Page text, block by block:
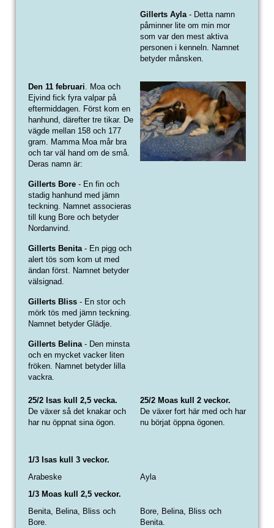
Gillerts Ayla- Detta namn
påminner lite om min mor
som var den mest aktiva
personen i kenneln. Namnet
betyder månsken.
Den 11 februari. Moa och
Ejvind fick fyra valpar på
eftermiddagen. Först kom en
hanhund, därefter tre tikar. De
vägde mellan 158 och 177
gram. Mamma Moa mår bra
och tar väl hand om de små.
Deras namn är:
Gillerts Bore - En fin och
stadig hanhund med jämn
teckning. Namnet associeras
till kung Bore och betyder
Nordanvind.
Gillerts Benita- En pigg och
alert tös som kom ut med
ändan först. Namnet betyder
välsignad.
Gillerts Bliss- En stor och
mörk tös med jämn teckning.
Namnet betyder Glädje.
Gillerts Belina- Den minsta
och en mycket vacker liten
fröken. Namnet betyder lilla
vackra.
25/2 Isas kull 2,5 vecka.
De växer så det knakar och
har nu öppnat sina ögon.
25/2 Moas kull 2 veckor.
De växer fort här med och har
nu börjat öppna ögonen.
1/3 Isas kull 3 veckor.
Arabeske
Ayla
1/3 Moas kull 2,5 veckor.
Benita, Belina, Bliss och
Bore.
Bore, Belina, Bliss och
Benita.